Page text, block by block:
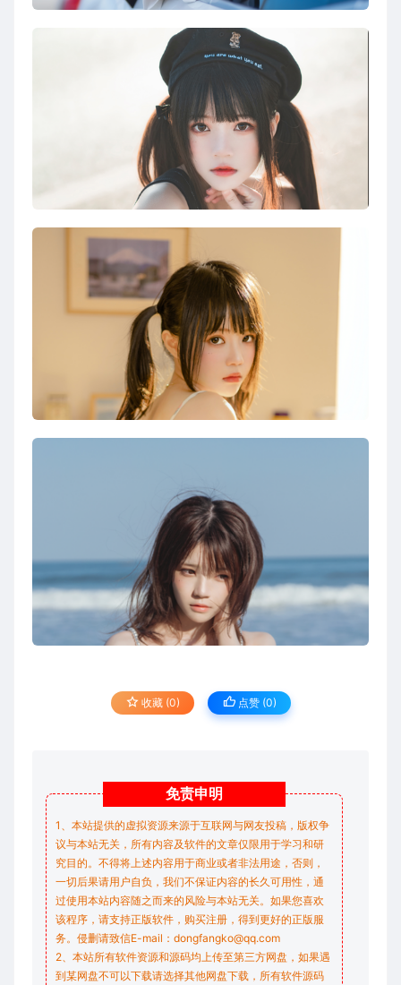
收藏 (0) 点赞 (0)
免责申明
1、本站提供的虚拟资源来源于互联网与网友投稿，版权争
议与本站无关，所有内容及软件的文章仅限用于学习和研
究目的。不得将上述内容用于商业或者非法用途，否则，
一切后果请用户自负，我们不保证内容的长久可用性，通
过使用本站内容随之而来的风险与本站无关。如果您喜欢
该程序，请支持正版软件，购买注册，得到更好的正版服
务。侵删请致信E-mail：dongfangko@qq.com
2、本站所有软件资源和源码均上传至第三方网盘，如果遇
到某网盘不可以下载请选择其他网盘下载，所有软件源码